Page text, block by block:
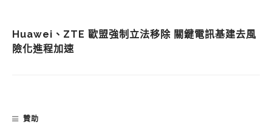
Huawei、ZTE 歐盟強制立法移除 關鍵電訊基建去風
險化進程加速
贊助